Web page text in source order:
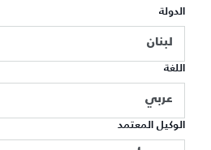
الدولة
لبنان
اللغة
عربي
الوكيل المعتمد